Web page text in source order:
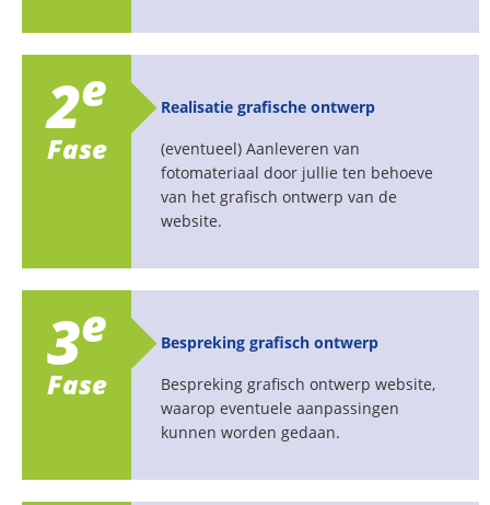
2e
Fase
Realisatie grafische ontwerp
(eventueel) Aanleveren van
fotomateriaal door jullie ten behoeve
van het grafisch ontwerp van de
website.
3e
Fase
Bespreking grafisch ontwerp
Bespreking grafisch ontwerp website,
waarop eventuele aanpassingen
kunnen worden gedaan.